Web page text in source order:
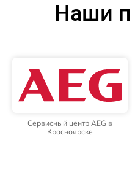
Наши
Сервисный центр AEG в
Красноярске